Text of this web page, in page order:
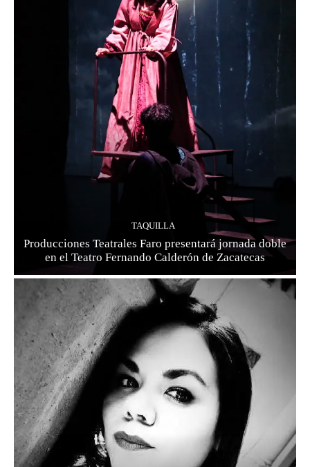
TAQUILLA
Producciones Teatrales Faro presentará jornada doble
en el Teatro Fernando Calderón de Zacatecas